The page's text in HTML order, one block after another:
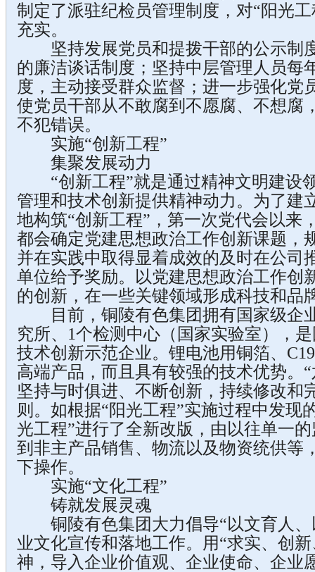
制定了派驻纪检员管理制度，对“阳光
充实。
坚持发展党员和提拨干部的公示制
的廉洁谈话制度；坚持中层管理人员每
度，主动接受群众监督；进一步强化党
使党员干部从不敢腐到不愿腐、不想腐
不犯错误。
实施“创新工程”
集聚发展动力
“创新工程”就是通过精神文明建设
管理和技术创新提供精神动力。为了建
地构筑“创新工程”，第一次党代会以来
都会确定党建思想政治工作创新课题，
并在实践中取得显着成效的及时在公司
单位给予奖励。以党建思想政治工作创
的创新，在一些关键领域形成科技和品
目前，铜陵有色集团拥有国家级企
究所、1个检测中心（国家实验室），
技术创新示范企业。锂电池用铜箔、
高端产品，而且具有较强的技术优势。
坚持与时俱进、不断创新，持续修改和
则。如根据“阳光工程”实施过程中发现
光工程”进行了全新改版，由以往单一
到非主产品销售、物流以及物资统供等
下操作。
实施“文化工程”
铸就发展灵魂
铜陵有色集团大力倡导“以文育人、
业文化宣传和落地工作。用“求实、创
神，导入企业价值观、企业使命、企业